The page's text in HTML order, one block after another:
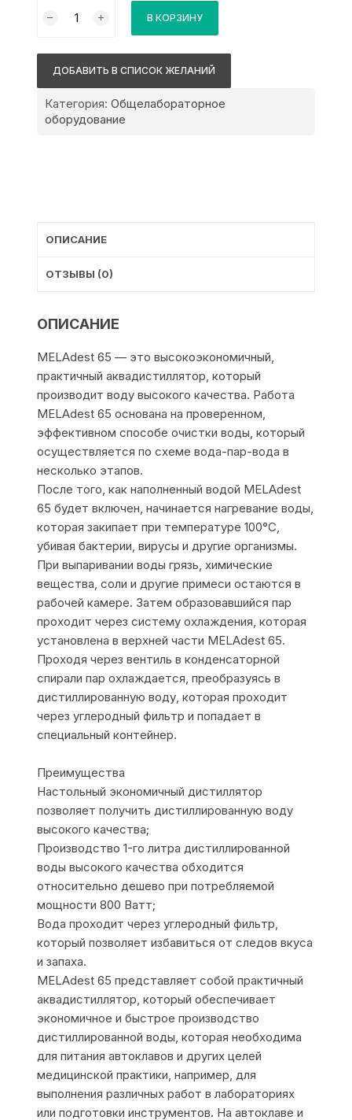
товара
В КОРЗИНУ
ДОБАВИТЬ В СПИСОК ЖЕЛАНИЙ
Категория:Общелабораторное
оборудование
ОПИСАНИЕ
ОТЗЫВЫ (0)
ОПИСАНИЕ
MELAdest 65 — это высокоэкономичный,
практичный аквадистиллятор, который
производит воду высокого качества. Работа
MELAdest 65 основана на проверенном,
эффективном способе очистки воды, который
осуществляется по схеме вода-пар-вода в
несколько этапов.
После того, как наполненный водой MELAdest
65 будет включен, начинается нагревание воды,
которая закипает при температуре 100°C,
убивая бактерии, вирусы и другие организмы.
При выпаривании воды грязь, химические
вещества, соли и другие примеси остаются в
рабочей камере. Затем образовавшийся пар
проходит через систему охлаждения, которая
установлена в верхней части MELAdest 65.
Проходя через вентиль в конденсаторной
спирали пар охлаждается, преобразуясь в
дистиллированную воду, которая проходит
через углеродный фильтр и попадает в
специальный контейнер.
Преимущества
Настольный экономичный дистиллятор
позволяет получить дистиллированную воду
высокого качества;
Производство 1-го литра дистиллированной
воды высокого качества обходится
относительно дешево при потребляемой
мощности 800 Ватт;
Вода проходит через углеродный фильтр,
который позволяет избавиться от следов вкуса
и запаха.
MELAdest 65 представляет собой практичный
аквадистиллятор, который обеспечивает
экономичное и быстрое производство
дистиллированной воды, которая необходима
для питания автоклавов и других целей
медицинской практики, например, для
выполнения различных работ в лабораториях
или подготовки инструментов. На автоклаве и